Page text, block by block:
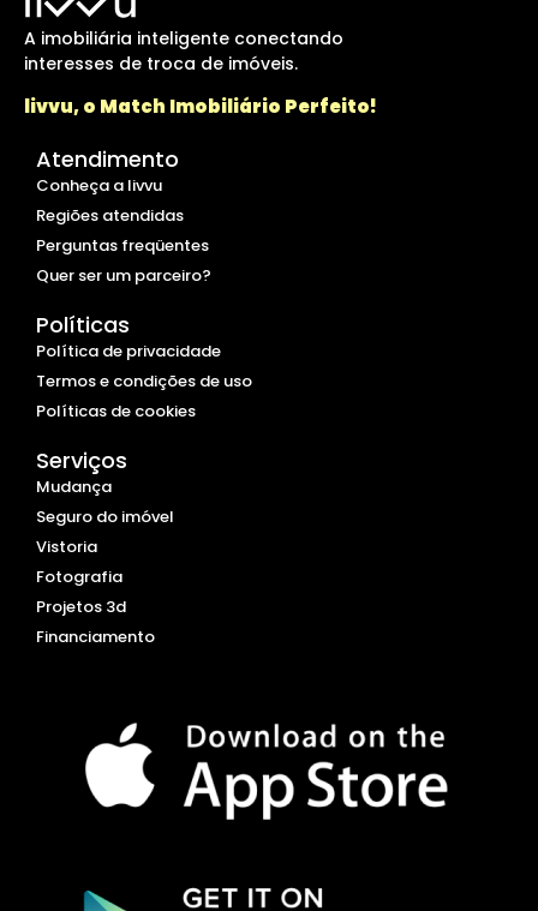
A imobiliária inteligente conectando
interesses de troca de imóveis.
livvu, o Match Imobiliário Perfeito!
Atendimento
Conheça a livvu
Regiões atendidas
Perguntas freqüentes
Quer ser um parceiro?
Políticas
Política de privacidade
Termos e condições de uso
Políticas de cookies
Serviços
Mudança
Seguro do imóvel
Vistoria
Fotografia
Projetos 3d
Financiamento